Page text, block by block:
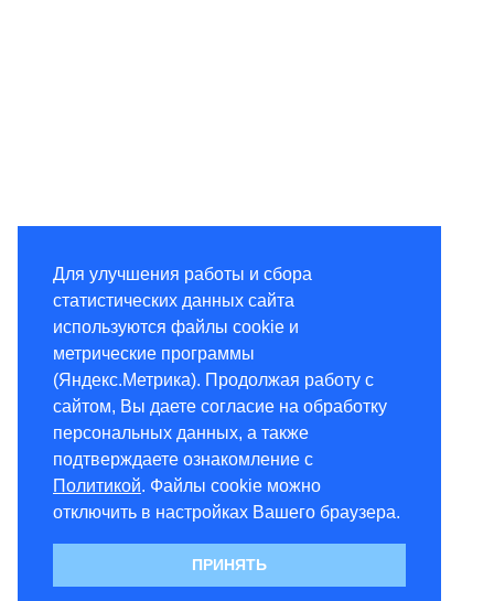
Для улучшения работы и сбора
статистических данных сайта
используются файлы cookie и
метрические программы
(Яндекс.Метрика). Продолжая работу с
сайтом, Вы даете согласие на обработку
персональных данных, а также
подтверждаете ознакомление с
Политикой. Файлы cookie можно
отключить в настройках Вашего браузера.
ПРИНЯТЬ